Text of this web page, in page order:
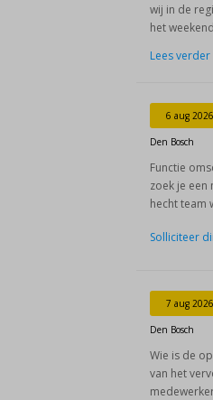
wij in de
het
Lees verder
6 aug 2026
Den Bosch
Functie
zoek je een
hecht team
Solliciteer
7 aug 2026
Den Bosch
Wie is de
van het